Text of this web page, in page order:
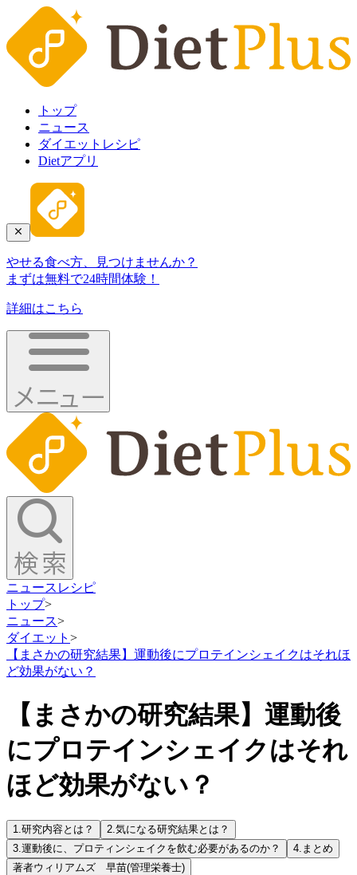
トップ
ニュース
ダイエットレシピ
Dietアプリ
やせる食べ方、見つけませんか？
まずは無料で24時間体験！
詳細はこちら
ニュース レシピ
トップ>
ニュース>
ダイエット >
【まさかの研究結果】運動後にプロテインシェイクはそれほ
ど効果がない？
【まさかの研究結果】運動後
にプロテインシェイクはそれ
ほど効果がない？
1.研究内容とは？ 2.気になる研究結果とは？
3.運動後に、プロティンシェイクを飲む必要があるのか？ 4. まとめ
著者ウィリアムズ 早苗(管理栄養士)